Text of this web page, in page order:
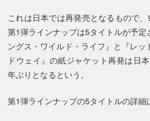
これは日本では再発売となるもので
第1弾ラインナップは5タイトルが予定
ングス・ワイルド・ライフ』と『レッ
ドウェイ』の紙ジャケット再発は日
年ぶりとなるという。
第1弾ラインナップの5タイトルの詳細